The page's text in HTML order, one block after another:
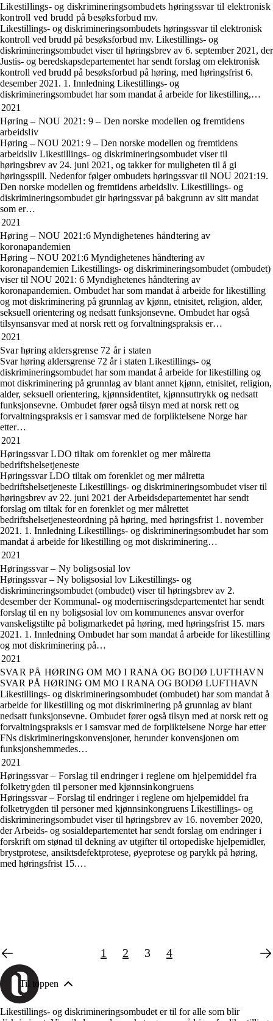
Likestillings- og diskrimineringsombudets høringssvar til elektronisk
kontroll ved brudd på besøksforbud mv.
Likestillings- og diskrimineringsombudets høringssvar til elektronisk
kontroll ved brudd på besøksforbud mv. Likestillings- og
diskrimineringsombudet viser til høringsbrev av 6. september 2021, der
Justis- og beredskapsdepartementet har sendt forslag om elektronisk
kontroll ved brudd på besøksforbud på høring, med høringsfrist 6.
desember 2021. 1. Innledning Likestillings- og
diskrimineringsombudet har som mandat å arbeide for likestilling,…
Høring – NOU 2021: 9 – Den norske modellen og fremtidens
arbeidsliv
2021
Høring – NOU 2021: 9 – Den norske modellen og fremtidens
arbeidsliv Likestillings- og diskrimineringsombudet viser til
høringsbrev av 24. juni 2021, og takker for muligheten til å gi
høringsspill. Nedenfor følger ombudets høringssvar til NOU 2021:19.
Den norske modellen og fremtidens arbeidsliv. Likestillings- og
diskrimineringsombudet gir høringssvar på bakgrunn av sitt mandat
som er…
Høring – NOU 2021:6 Myndighetenes håndtering av
koronapandemien
2021
Høring – NOU 2021:6 Myndighetenes håndtering av
koronapandemien Likestillings- og diskrimineringsombudet (ombudet)
viser til NOU 2021: 6 Myndighetenes håndtering av
koronapandemien. Ombudet har som mandat å arbeide for likestilling
og mot diskriminering på grunnlag av kjønn, etnisitet, religion, alder,
seksuell orientering og nedsatt funksjonsevne. Ombudet har også
tilsynsansvar med at norsk rett og forvaltningspraksis er…
Svar høring aldersgrense 72 år i staten
2021
Svar høring aldersgrense 72 år i staten Likestillings- og
diskrimineringsombudet har som mandat å arbeide for likestilling og
mot diskriminering på grunnlag av blant annet kjønn, etnisitet, religion,
alder, seksuell orientering, kjønnsidentitet, kjønnsuttrykk og nedsatt
funksjonsevne. Ombudet fører også tilsyn med at norsk rett og
forvaltningspraksis er i samsvar med de forpliktelsene Norge har
etter…
Høringssvar LDO tiltak om forenklet og mer målretta
bedriftshelsetjeneste
2021
Høringssvar LDO tiltak om forenklet og mer målretta
bedriftshelsetjeneste Likestillings- og diskrimineringsombudet viser til
høringsbrev av 22. juni 2021 der Arbeidsdepartementet har sendt
forslag om tiltak for en forenklet og mer målrettet
bedriftshelsetjenesteordning på høring, med høringsfrist 1. november
2021. 1. Innledning Likestillings- og diskrimineringsombudet har som
mandat å arbeide for likestilling og mot diskriminering…
Høringssvar – Ny boligsosial lov
2021
Høringssvar – Ny boligsosial lov Likestillings- og
diskrimineringsombudet (ombudet) viser til høringsbrev av 2.
desember der Kommunal- og moderniseringsdepartementet har sendt
forslag til en ny boligsosial lov om kommunenes ansvar overfor
vanskeligstilte på boligmarkedet på høring, med høringsfrist 15. mars
2021. 1. Innledning Ombudet har som mandat å arbeide for likestilling
og mot diskriminering på…
SVAR PÅ HØRING OM MO I RANA OG BODØ LUFTHAVN
2021
SVAR PÅ HØRING OM MO I RANA OG BODØ LUFTHAVN
Likestillings- og diskrimineringsombudet (ombudet) har som mandat å
arbeide for likestilling og mot diskriminering på grunnlag av blant
nedsatt funksjonsevne. Ombudet fører også tilsyn med at norsk rett og
forvaltningspraksis er i samsvar med de forpliktelsene Norge har etter
FNs diskrimineringskonvensjoner, herunder konvensjonen om
funksjonshemmedes…
Høringssvar – Forslag til endringer i reglene om hjelpemiddel fra
folketrygden til personer med kjønnsinkongruens
2021
Høringssvar – Forslag til endringer i reglene om hjelpemiddel fra
folketrygden til personer med kjønnsinkongruens Likestillings- og
diskrimineringsombudet viser til høringsbrev av 16. november 2020,
der Arbeids- og sosialdepartementet har sendt forslag om endringer i
forskrift om stønad til dekning av utgifter til ortopediske hjelpemidler,
brystprotese, ansiktsdefektprotese, øyeprotese og parykk på høring,
med høringsfrist 15.…
1 2 3 4
Til toppen
Likestillings- og diskrimineringsombudet er til for alle som blir